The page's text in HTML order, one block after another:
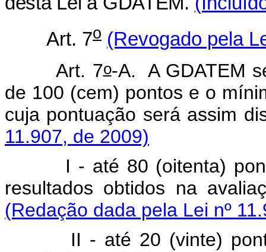
Art. 7o (Revogado pela
Art. 7o-A. A GDATEM
de 100 (cem) pontos e o
cuja pontuação será assim
11.907, de 2009)
I - até 80 (oitenta)
resultados obtidos na
(Redação dada pela Lei nº
II - até 20 (vinte) pontos